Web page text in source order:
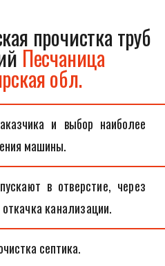
прочистка труб
Песчаница
обл.
и выбор наиболее
машины.
в отверстие, через
канализации.
септика.